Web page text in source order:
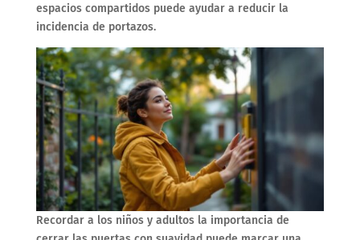
espacios compartidos puede ayudar a reducir la
incidencia de portazos.
Recordar a los niños y adultos la importancia de